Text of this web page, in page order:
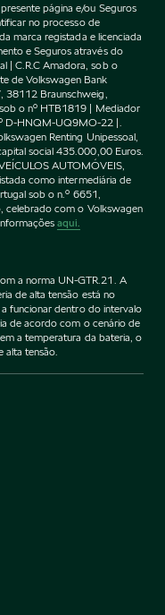
página e/ou Seguros
no processo de
marca registada e licenciada
e Seguros através do
| C.R.C Amadora, sob o
de Volkswagen Bank
38112 Braunschweig,
o nº HTB1819 | Mediador
D-HNQM-UQ9MO-22 |.
Renting Unipessoal,
social 435.000,00 Euros.
AUTOMÓVEIS,
como intermediária de
sob o n.º 6651,
celebrado com o Volkswagen
aqui.
a norma UN-GTR.21. A
de alta tensão está no
funcionar dentro do intervalo
de acordo com o cenário de
a temperatura da bateria, o
alta tensão.